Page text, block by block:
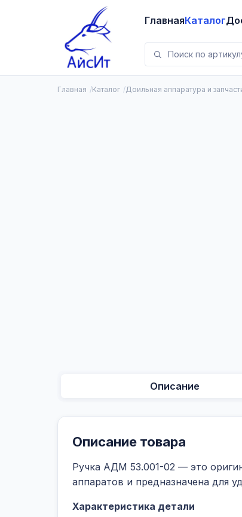
ГлавнаяКаталог
Главная Каталог Доильная аппаратура и
Описание
Описание товара
Ручка АДМ 53.001-02 — это
аппаратов и предназначена для
Характеристика детали